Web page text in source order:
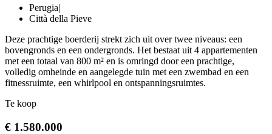
Perugia|
Città della Pieve
Deze prachtige boerderij strekt zich uit over twee niveaus: een
bovengronds en een ondergronds. Het bestaat uit 4 appartementen
met een totaal van 800 m² en is omringd door een prachtige,
volledig omheinde en aangelegde tuin met een zwembad en een
fitnessruimte, een whirlpool en ontspanningsruimtes.
Te koop
€ 1.580.000